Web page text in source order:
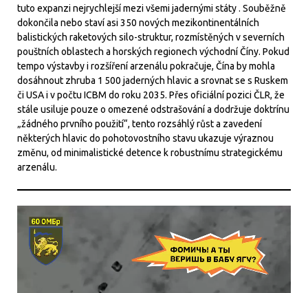
tuto expanzi nejrychlejší mezi všemi jadernými státy . Souběžně
dokončila nebo staví asi 350 nových mezikontinentálních
balistických raketových silo-struktur, rozmístěných v severních
pouštních oblastech a horských regionech východní Číny. Pokud
tempo výstavby i rozšíření arzenálu pokračuje, Čína by mohla
dosáhnout zhruba 1 500 jaderných hlavic a srovnat se s Ruskem
či USA i v počtu ICBM do roku 2035. Přes oficiální pozici ČLR, že
stále usiluje pouze o omezené odstrašování a dodržuje doktrínu
„žádného prvního použití“, tento rozsáhlý růst a zavedení
některých hlavic do pohotovostního stavu ukazuje výraznou
změnu, od minimalistické detence k robustnímu strategickému
arzenálu.